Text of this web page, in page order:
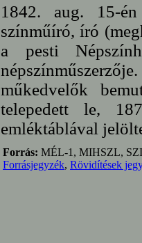
1842. aug. 15-
színműíró, író
a pesti
műkedvelők
telepedett le,
emléktáblával
Forrás: MÉL-1, MIHSZL,
Forrásjegyzék, Rövidítések